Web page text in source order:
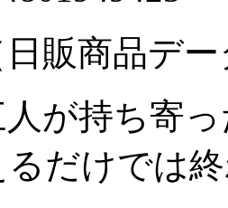
販商品デ
が持ち寄
だけでは